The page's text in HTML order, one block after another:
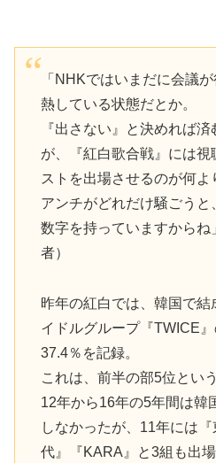
「NHKではいまだに会議
熱している状態だとか。
『出さない』と決めれば
が、『紅白歌合戦』には視
ストを出場させるのが何よ
アンチがどれだけ騒ごう
数字を持っていますからね
者）
昨年の紅白では、韓国で
イドルグループ『TWICE
37.4％を記録。
これは、前半の部5位とい
12年から16年の5年間は韓
しなかったが、11年には
代』『KARA』と3組も出